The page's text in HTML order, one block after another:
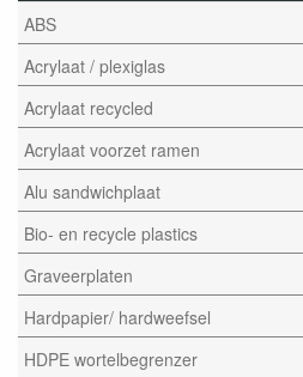
ABS
Acrylaat / plexiglas
Acrylaat recycled
Acrylaat voorzet ramen
Alu sandwichplaat
Bio- en recycle plastics
Graveerplaten
Hardpapier/ hardweefsel
HDPE wortelbegrenzer